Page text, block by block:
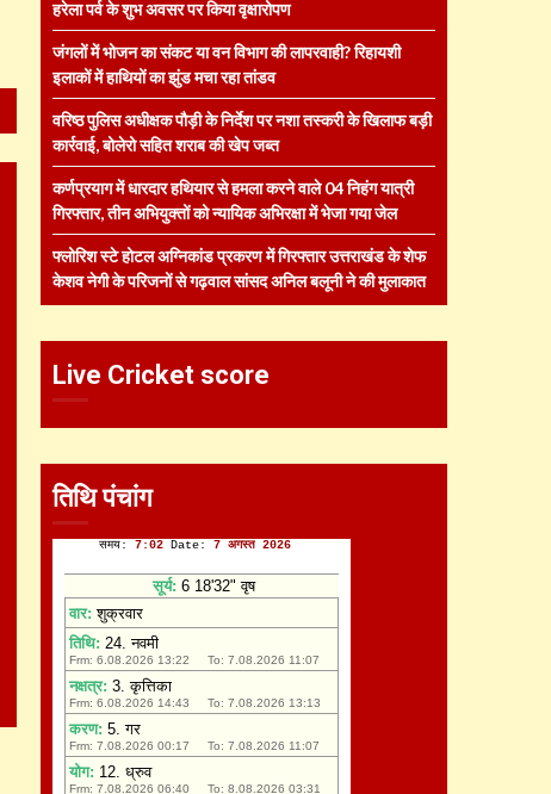
हरेला पर्व के शुभ अवसर पर किया वृक्षारोपण
जंगलों में भोजन का संकट या वन विभाग की लापरवाही? रिहायशी
इलाकों में हाथियों का झुंड मचा रहा तांडव
वरिष्ठ पुलिस अधीक्षक पौड़ी के निर्देश पर नशा तस्करी के खिलाफ बड़ी
कार्रवाई, बोलेरो सहित शराब की खेप जब्त
कर्णप्रयाग में धारदार हथियार से हमला करने वाले 04 निहंग यात्री
गिरफ्तार, तीन अभियुक्तों को न्यायिक अभिरक्षा में भेजा गया जेल
फ्लोरिश स्टे होटल अग्निकांड प्रकरण में गिरफ्तार उत्तराखंड के शेफ
केशव नेगी के परिजनों से गढ़वाल सांसद अनिल बलूनी ने की मुलाकात
Live Cricket score
तिथि पंचांग